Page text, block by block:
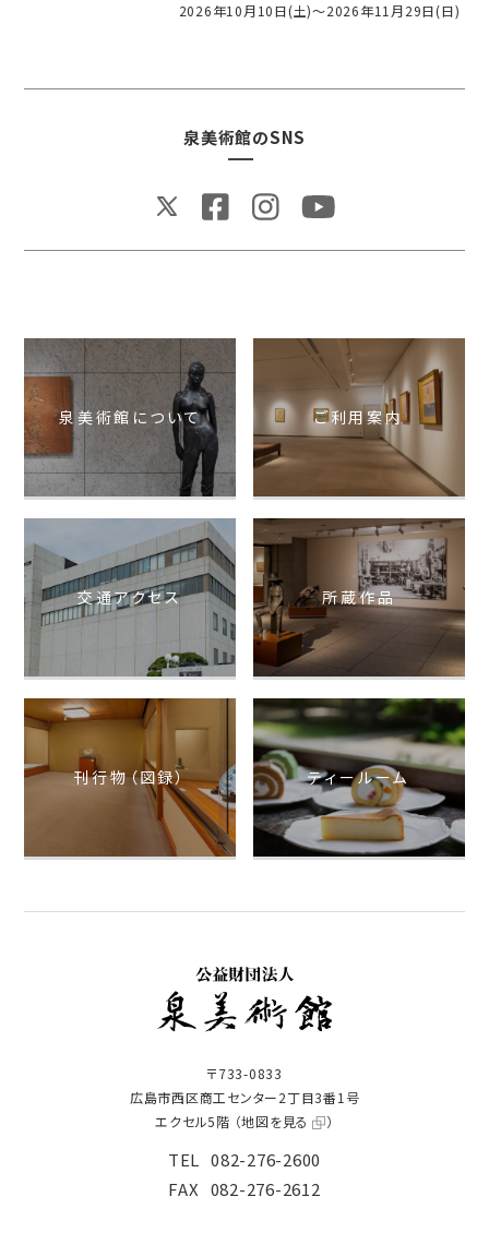
2026年10月10日(土)～2026年11月29日(日)
泉美術館のSNS
泉美術館について ご利用案内
交通アクセス 所蔵作品
刊行物（図録） ティールーム
〒733-0833
広島市西区商工センター2丁目3番1号
エクセル5階 （地図を見る ）
TEL 082-276-2600
FAX 082-276-2612